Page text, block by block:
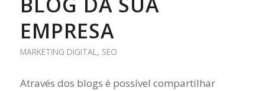
EMPRESA
MARKETING DIGITAL, SEO
Através dos blogs é possível compartilhar